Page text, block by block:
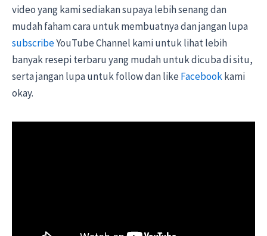
video yang kami sediakan supaya lebih senang dan
mudah faham cara untuk membuatnya dan jangan lupa
subscribeYouTube Channel kami untuk lihat lebih
banyak resepi terbaru yang mudah untuk dicuba di situ,
serta jangan lupa untuk follow dan likeFacebookkami
okay.